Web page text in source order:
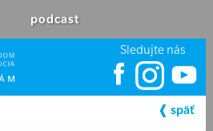
podcast
Sledujte nás
❰ späť